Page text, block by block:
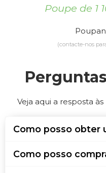
Poupe de 1
(contacte-nos
Veja aqui a resposta
Como posso obter
Como posso